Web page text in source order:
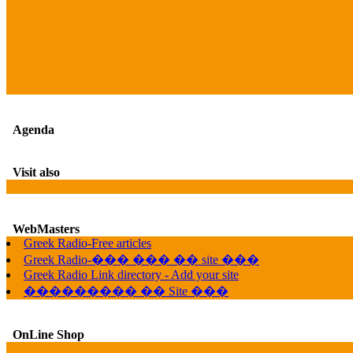
Agenda
Visit also
WebMasters
Greek Radio-Free articles
Greek Radio-��� ��� �� site ���
Greek Radio Link directory - Add your site
��������� �� Site ���
OnLine Shop